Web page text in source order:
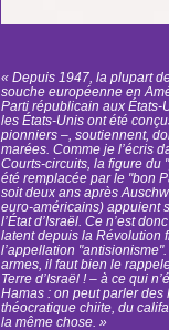
« Depuis 1947, la plupart
souche européenne en
Parti républicain aux États-
les États-Unis ont été
pionniers –, soutiennent,
marées. Comme je l’écris
Courts-circuits, la figure du
été remplacée par le "bon
soit deux ans après
euro-américains) appuient
l’État d’Israël. Ce n’est
latent depuis la Révolution
l’appellation
armes, il faut bien le
Terre d’Israël ! – à ce qui
Hamas : on peut parler
théocratique chiite, du
la même chose. »